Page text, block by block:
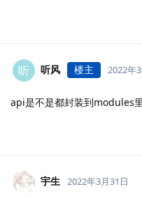
听 听风 楼主 2022年
api是不是都封装到modules
宇生 2022年3月31日